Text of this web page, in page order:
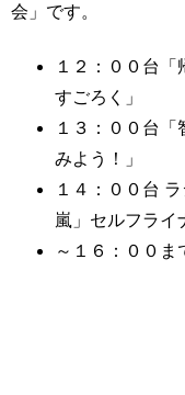
会」です。
１２：００台
すごろく」
１３：００台「
みよう！」
１４：００台
嵐」セルフライ
～１６：００ま